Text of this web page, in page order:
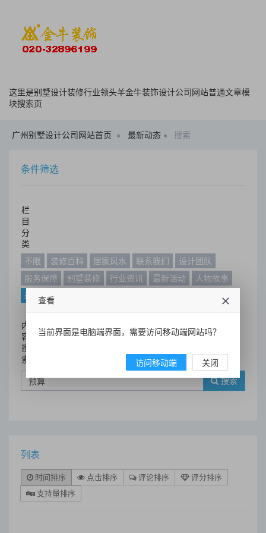
这里是别墅设计装修行业领头羊金牛装饰设计公司网站普通文章模
块搜索页
广州别墅设计公司网站首页 最新动态 搜索
条件筛选
栏
目
分
类
不限
装修百科 居家风水 联系我们
设计团队
服务保障
别墅装修 行业资讯 最新活动
人物故事
最新动态
内
容
搜
索
搜索
列表
时间排序 点击排序 评论排序
评分排序
支持量排序
查看
当前界面是电脑端界面，需要访问移动端网站吗？
访问移动端 关闭